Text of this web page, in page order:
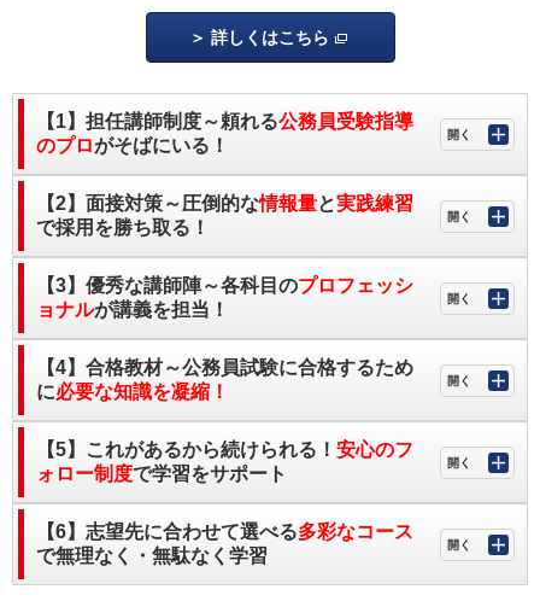
詳しくはこちら
【1】担任講師制度～頼れる公務員受験指導
のプロがそばにいる！
【2】面接対策～圧倒的な情報量と実践練習
で採用を勝ち取る！
【3】優秀な講師陣～各科目のプロフェッシ
ョナルが講義を担当！
【4】合格教材～公務員試験に合格するため
に必要な知識を凝縮！
【5】これがあるから続けられる！ 安心のフ
ォロー制度で学習をサポート
【6】志望先に合わせて選べる多彩なコース
で無理なく・無駄なく学習